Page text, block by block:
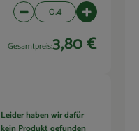
Artikelanzahl verringern
Gesamtpreis:3,80 €
Leider haben wir dafür